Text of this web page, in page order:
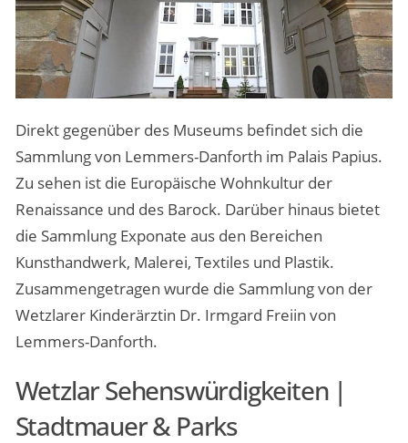
Direkt gegenüber des Museums befindet sich die
Sammlung von Lemmers-Danforth im Palais Papius.
Zu sehen ist die Europäische Wohnkultur der
Renaissance und des Barock. Darüber hinaus bietet
die Sammlung Exponate aus den Bereichen
Kunsthandwerk, Malerei, Textiles und Plastik.
Zusammengetragen wurde die Sammlung von der
Wetzlarer Kinderärztin Dr. Irmgard Freiin von
Lemmers-Danforth.
Wetzlar Sehenswürdigkeiten |
Stadtmauer & Parks